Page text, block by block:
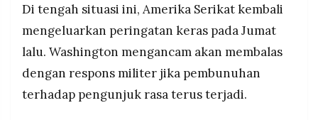
Di tengah situasi ini, Amerika Serikat kembali
mengeluarkan peringatan keras pada Jumat
lalu. Washington mengancam akan membalas
dengan respons militer jika pembunuhan
terhadap pengunjuk rasa terus terjadi.